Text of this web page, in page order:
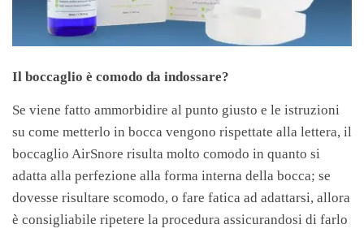
Il boccaglio è comodo da indossare?
Se viene fatto ammorbidire al punto giusto e le istruzioni
su come metterlo in bocca vengono rispettate alla lettera, il
boccaglio AirSnore risulta molto comodo in quanto si
adatta alla perfezione alla forma interna della bocca; se
dovesse risultare scomodo, o fare fatica ad adattarsi, allora
è consigliabile ripetere la procedura assicurandosi di farlo